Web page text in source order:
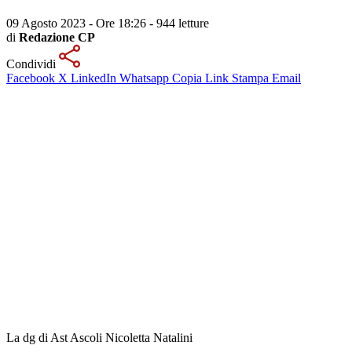
09 Agosto 2023 - Ore 18:26 - 944 letture
di Redazione CP
Condividi
Facebook X LinkedIn Whatsapp Copia Link Stampa Email
La dg di Ast Ascoli Nicoletta Natalini